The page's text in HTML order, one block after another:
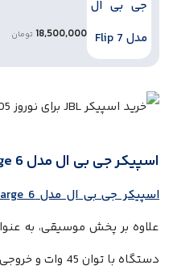
18,500,000 تومان
اسپیکر جی بی ال مدل Charge 6
اسپیکر جی بی ال مدل Charge 6
علاوه بر پخش موسیقی، به
دستگاه با